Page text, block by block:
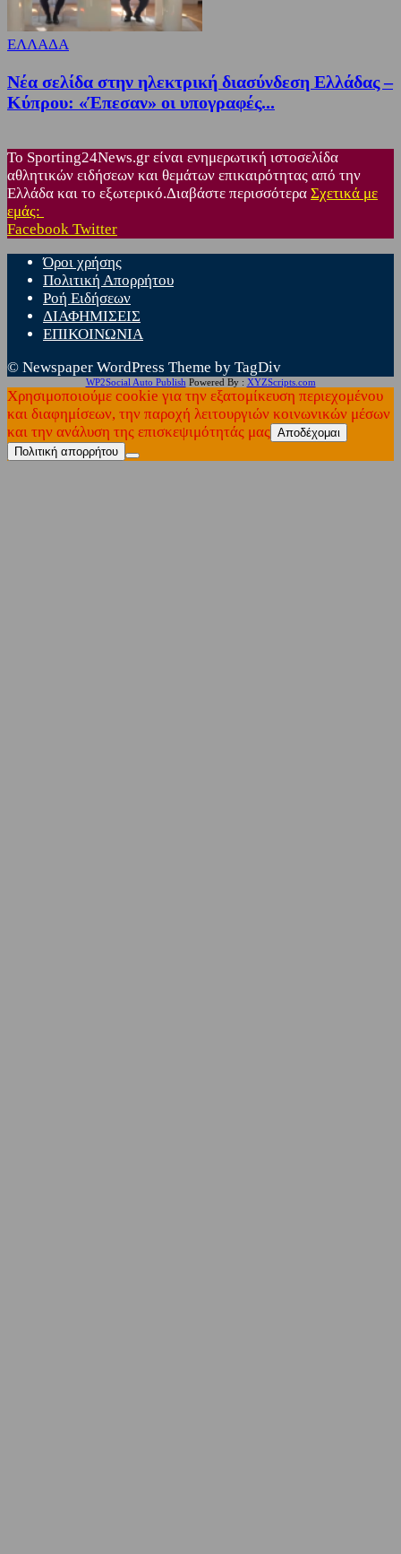
ΕΛΛΑΔΑ
Νέα σελίδα στην ηλεκτρική διασύνδεση Ελλάδας –
Κύπρου: «Έπεσαν» οι υπογραφές...
Το Sporting24News.gr είναι ενημερωτική ιστοσελίδα
αθλητικών ειδήσεων και θεμάτων επικαιρότητας από την
Ελλάδα και το εξωτερικό.Διαβάστε περισσότερα Σχετικά με
εμάς:
Facebook Twitter
Όροι χρήσης
Πολιτική Απορρήτου
Ροή Ειδήσεων
ΔΙΑΦΗΜΙΣΕΙΣ
ΕΠΙΚΟΙΝΩΝΙΑ
© Newspaper WordPress Theme by TagDiv
WP2Social Auto Publish Powered By : XYZScripts.com
Χρησιμοποιούμε cookie για την εξατομίκευση περιεχομένου
και διαφημίσεων, την παροχή λειτουργιών κοινωνικών μέσων
και την ανάλυση της επισκεψιμότητάς μας Αποδέχομαι
Πολιτική απορρήτου